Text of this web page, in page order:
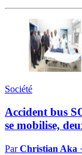
Société
Accident bus
se mobilise,
ParChristian Aka ·